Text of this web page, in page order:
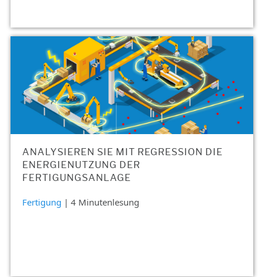
ANALYSIEREN SIE MIT REGRESSION DIE
ENERGIENUTZUNG DER
FERTIGUNGSANLAGE
Fertigung | 4 Minutenlesung